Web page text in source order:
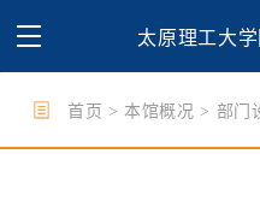
太原理工大
首页 > 本馆概况 > 部门